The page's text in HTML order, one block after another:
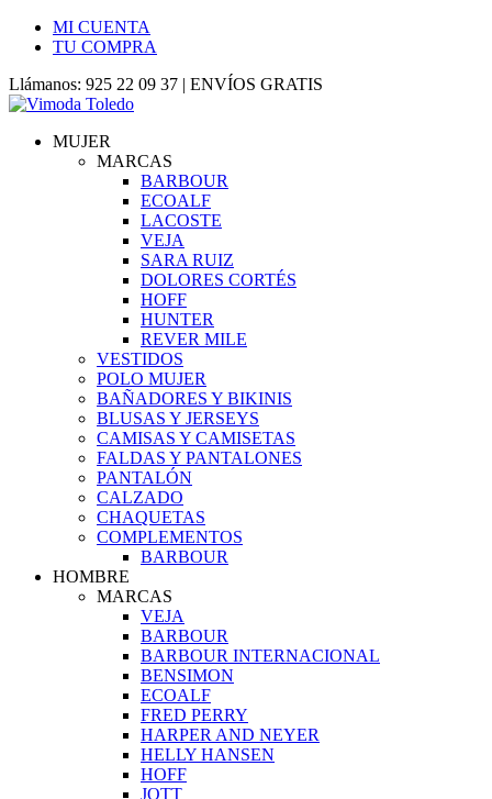
MI CUENTA
TU COMPRA
Llámanos: 925 22 09 37 | ENVÍOS GRATIS
MUJER
MARCAS
BARBOUR
ECOALF
LACOSTE
VEJA
SARA RUIZ
DOLORES CORTÉS
HOFF
HUNTER
REVER MILE
VESTIDOS
POLO MUJER
BAÑADORES Y BIKINIS
BLUSAS Y JERSEYS
CAMISAS Y CAMISETAS
FALDAS Y PANTALONES
PANTALÓN
CALZADO
CHAQUETAS
COMPLEMENTOS
BARBOUR
HOMBRE
MARCAS
VEJA
BARBOUR
BARBOUR INTERNACIONAL
BENSIMON
ECOALF
FRED PERRY
HARPER AND NEYER
HELLY HANSEN
HOFF
JOTT